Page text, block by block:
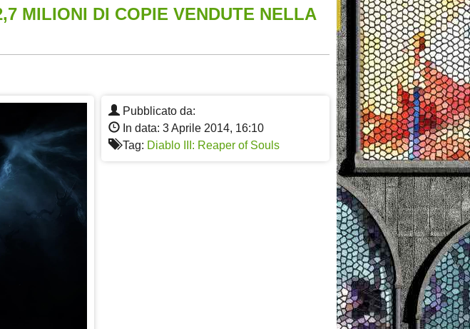
MILIONI DI COPIE VENDUTE NELLA
Pubblicato da:
In data: 3 Aprile 2014, 16:10
Tag: Diablo III: Reaper of Souls